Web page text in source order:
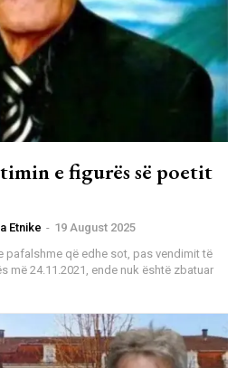
e figurës së poetit
Etnike - 19 August 2025
më 24.11.2021, ende nuk është zbatuar